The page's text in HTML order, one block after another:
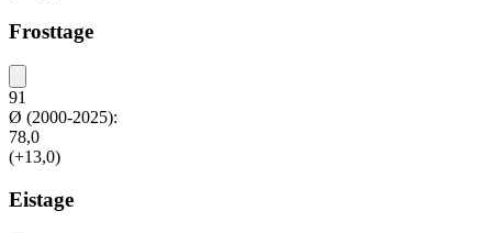
Frosttage
91
Ø (2000-2025):
78,0
(+13,0)
Eistage